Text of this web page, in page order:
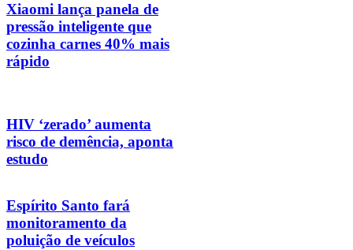
Xiaomi lança panela de
pressão inteligente que
cozinha carnes 40% mais
rápido
HIV ‘zerado’ aumenta
risco de demência, aponta
estudo
Espírito Santo fará
monitoramento da
poluição de veículos